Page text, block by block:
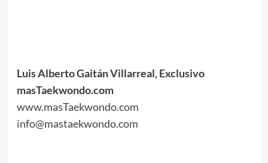
Luis Alberto Gaitán Villarreal, Exclusivo
masTaekwondo.com
www.masTaekwondo.com
info@mastaekwondo.com